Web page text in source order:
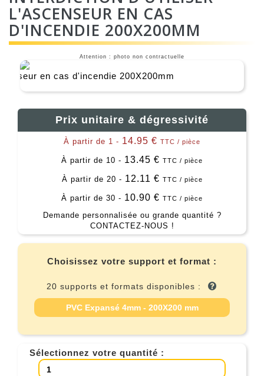
L'ASCENSEUR EN CAS
D'INCENDIE 200X200MM
Attention : photo non contractuelle
Prix unitaire & dégressivité
À partir de 1 - 14.95 € TTC / pièce
À partir de 10 - 13.45 € TTC / pièce
À partir de 20 - 12.11 € TTC / pièce
À partir de 30 - 10.90 € TTC / pièce
Demande personnalisée ou grande quantité ?
CONTACTEZ-NOUS !
Choisissez votre support et format :
20 supports et formats disponibles :
PVC Expansé 4mm - 200X200 mm
Sélectionnez votre quantité :